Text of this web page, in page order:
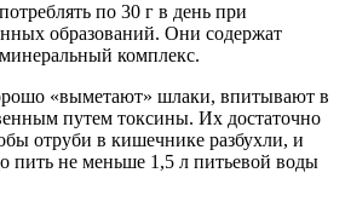
по 30 г в день при
образований. Они содержат
комплекс.
«выметают» шлаки, впитывают в
путем токсины. Их достаточно
отруби в кишечнике разбухли, и
пить не меньше 1,5 л питьевой воды